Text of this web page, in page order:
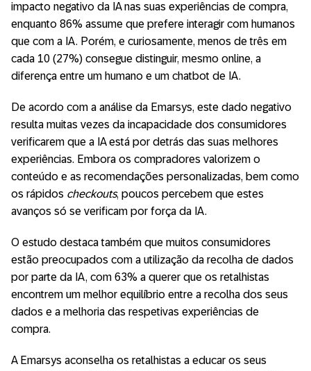
impacto negativo da IA nas suas experiências de compra,
enquanto 86% assume que prefere interagir com humanos
que com a IA. Porém, e curiosamente, menos de três em
cada 10 (27%) consegue distinguir, mesmo online, a
diferença entre um humano e um chatbot de IA.
De acordo com a análise da Emarsys, este dado negativo
resulta muitas vezes da incapacidade dos consumidores
verificarem que a IA está por detrás das suas melhores
experiências. Embora os compradores valorizem o
conteúdo e as recomendações personalizadas, bem como
os rápidos checkouts, poucos percebem que estes
avanços só se verificam por força da IA.
O estudo destaca também que muitos consumidores
estão preocupados com a utilização da recolha de dados
por parte da IA, com 63% a querer que os retalhistas
encontrem um melhor equilíbrio entre a recolha dos seus
dados e a melhoria das respetivas experiências de
compra.
A Emarsys aconselha os retalhistas a educar os seus